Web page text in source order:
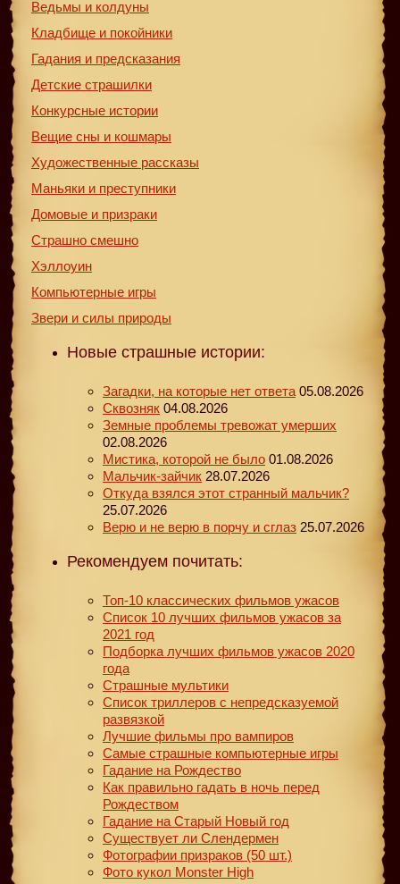
Ведьмы и колдуны
Кладбище и покойники
Гадания и предсказания
Детские страшилки
Конкурсные истории
Вещие сны и кошмары
Художественные рассказы
Маньяки и преступники
Домовые и призраки
Страшно смешно
Хэллоуин
Компьютерные игры
Звери и силы природы
Новые страшные истории:
Загадки, на которые нет ответа 05.08.2026
Сквозняк 04.08.2026
Земные проблемы тревожат умерших
02.08.2026
Мистика, которой не было 01.08.2026
Мальчик-зайчик 28.07.2026
Откуда взялся этот странный мальчик?
25.07.2026
Верю и не верю в порчу и сглаз 25.07.2026
Рекомендуем почитать:
Топ-10 классических фильмов ужасов
Список 10 лучших фильмов ужасов за
2021 год
Подборка лучших фильмов ужасов 2020
года
Страшные мультики
Список триллеров с непредсказуемой
развязкой
Лучшие фильмы про вампиров
Самые страшные компьютерные игры
Гадание на Рождество
Как правильно гадать в ночь перед
Рождеством
Гадание на Старый Новый год
Существует ли Слендермен
Фотографии призраков (50 шт.)
Фото кукол Monster High